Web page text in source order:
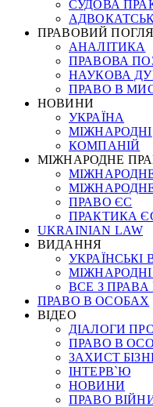
СУДОВА
ПРАВОВИЙ
АНАЛІТИКА
ПРАВОВА
НАУКОВА
ПРАВО В
НОВИНИ
УКРАЇНА
МІЖНАРОДНІ
КОМПАНІЙ
МІЖНАРОДНЕ
ПРАВО ЄС
ПРАКТИКА
UKRAINIAN LAW
ВИДАННЯ
ВСЕ З ПРАВА
ПРАВО В ОСОБАХ
ВІДЕО
ДІАЛОГИ
ПРАВО В
ЗАХИСТ
ІНТЕРВ`Ю
НОВИНИ
ПРАВО